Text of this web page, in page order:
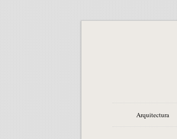
Arquitectura